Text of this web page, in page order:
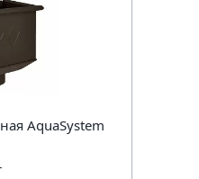
AquaSystem